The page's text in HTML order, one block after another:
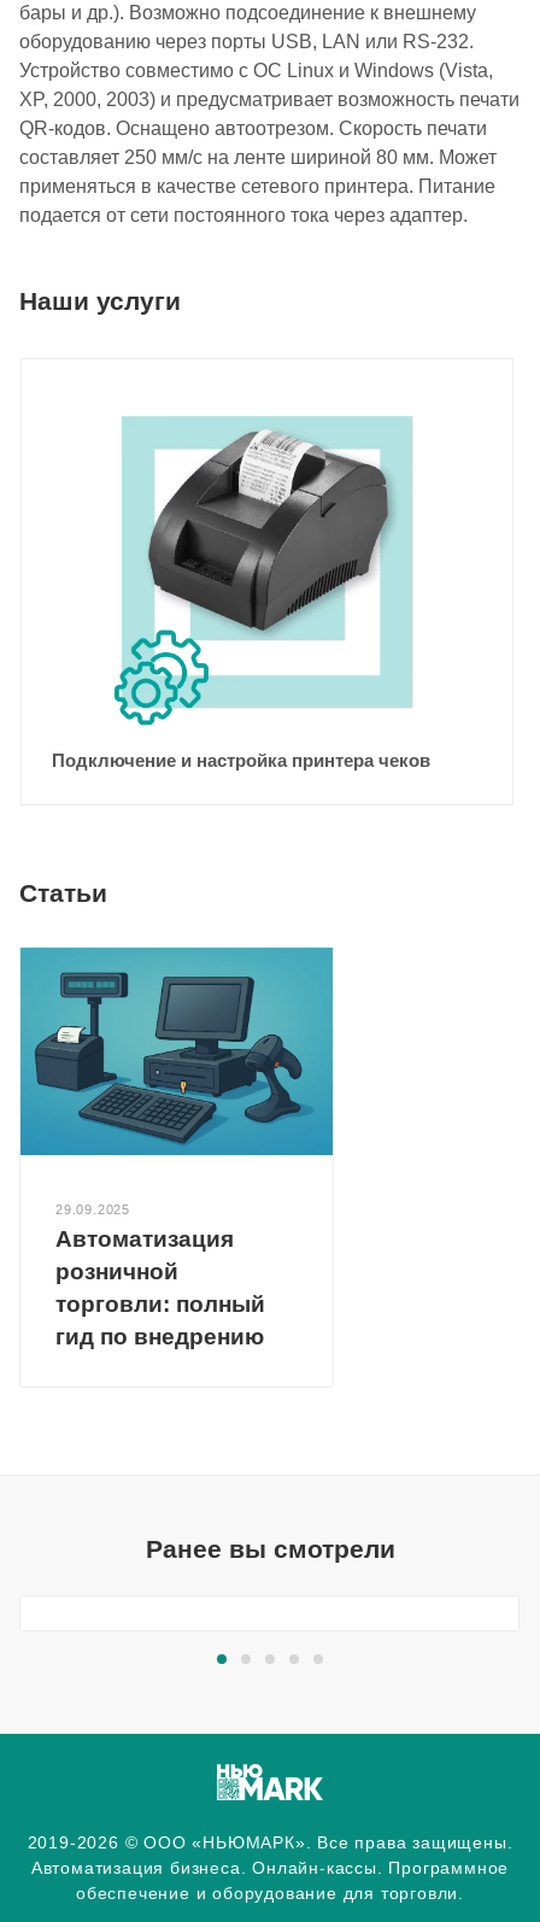
бары и др.). Возможно подсоединение к внешнему
оборудованию через порты USB, LAN или RS-232.
Устройство совместимо с ОС Linux и Windows (Vista,
XP, 2000, 2003) и предусматривает возможность печати
QR-кодов. Оснащено автоотрезом. Скорость печати
составляет 250 мм/с на ленте шириной 80 мм. Может
применяться в качестве сетевого принтера. Питание
подается от сети постоянного тока через адаптер.
Наши услуги
Подключение и настройка принтера чеков
Статьи
29.09.2025
Автоматизация
розничной
торговли: полный
гид по внедрению
Ранее вы смотрели
2019-2026 © ООО «НЬЮМАРК». Все права защищены.
Автоматизация бизнеса. Онлайн-кассы. Программное
обеспечение и оборудование для торговли.